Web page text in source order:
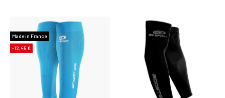
Made in France
-12,45 €